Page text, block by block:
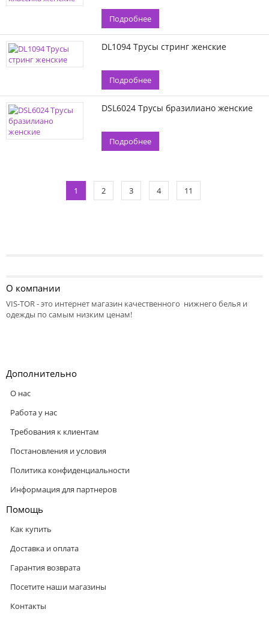
Подробнее
DL1094 Трусы стринг женские
Подробнее
DSL6024 Трусы бразилиано женские
Подробнее
1 2 3 4 11
О компании
VIS-TOR - это интернет магазин качественного нижнего белья и
одежды по самым низким ценам!
Дополнительно
О нас
Работа у нас
Требования к клиентам
Постановления и условия
Политика конфиденциальности
Информация для партнеров
Помощь
Как купить
Доставка и оплата
Гарантия возврата
Посетите наши магазины
Контакты